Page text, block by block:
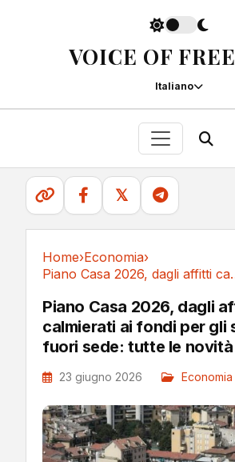
VOICE OF
Italiano
𝕏
Home›Economia›
Piano
Piano Casa 2026, dagli
calmierati ai fondi per gli
fuori sede: tutte le novità
23 giugno 2026 Economia